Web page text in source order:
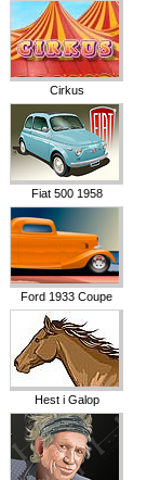
Cirkus
Fiat 500 1958
Ford 1933 Coupe
Hest i Galop